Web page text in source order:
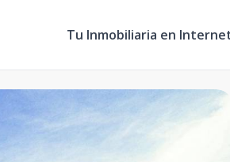
Tu Inmobiliaria en